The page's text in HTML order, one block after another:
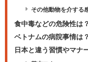
その他動物を介する
食中毒などの危険性は？
ベトナムの病院事情は？
日本と違う習慣やマナ